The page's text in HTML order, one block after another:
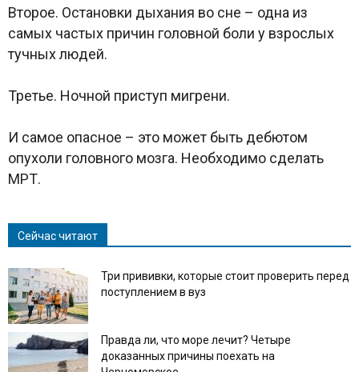
Второе. Остановки дыхания во сне – одна из
самых частых причин головной боли у взрослых
тучных людей.
Третье. Ночной приступ мигрени.
И самое опасное – это может быть дебютом
опухоли головного мозга. Необходимо сделать
МРТ.
Сейчас читают
Три прививки, которые стоит проверить перед
поступлением в вуз
Правда ли, что море лечит? Четыре
доказанных причины поехать на